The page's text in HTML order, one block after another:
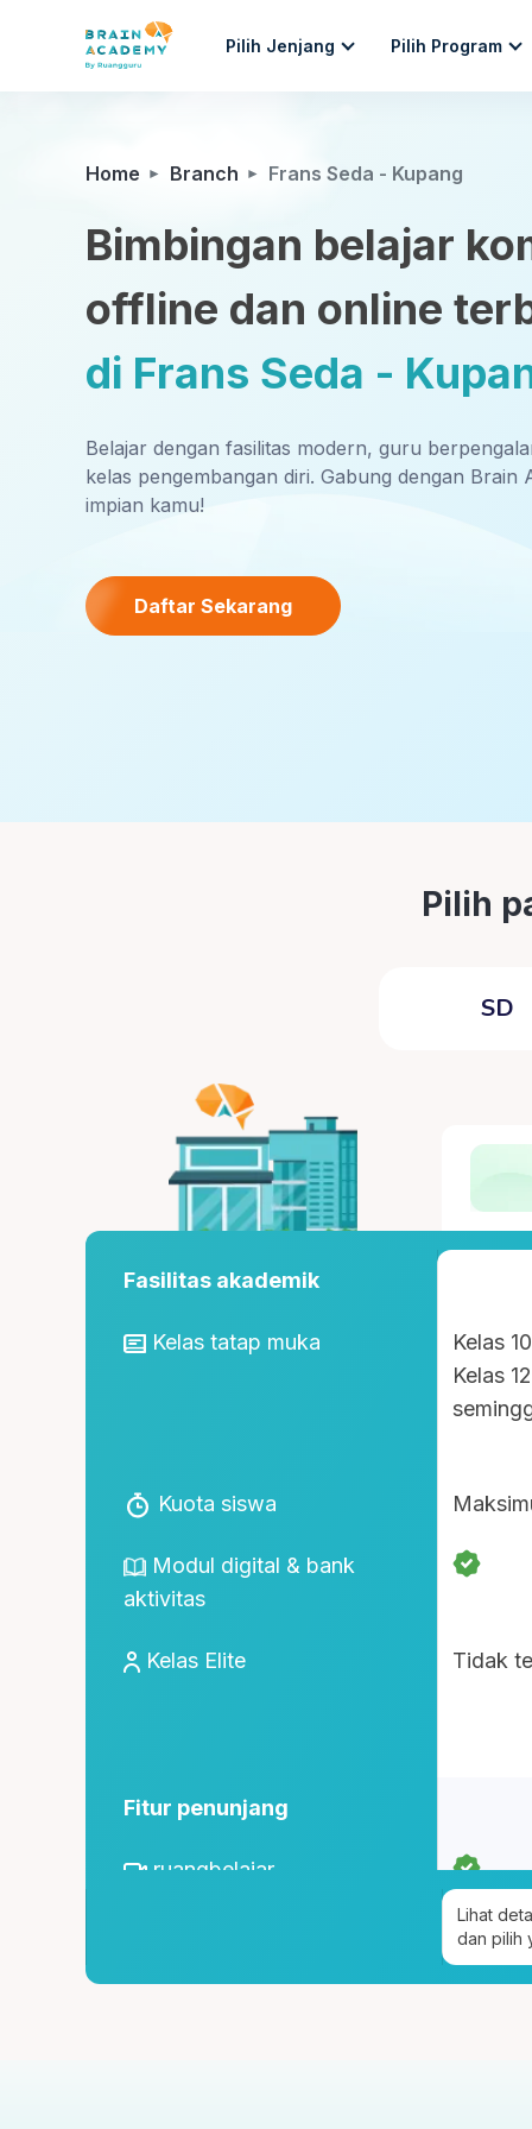
Pilih Jenjang Pilih Program
Home Branch Frans Seda - Kupang
Bimbingan belajar
offline dan online
di Frans Seda -
Belajar dengan fasilitas modern, guru
kelas pengembangan diri. Gabung dengan Brain
impian kamu!
Daftar Sekarang
Pilih
SD
Fasilitas akademik
Kelas tatap muka
Kelas
Kelas
Kuota siswa
Modul digital & bank
aktivitas
Kelas Elite Tidak
Fitur penunjang
ruangbelajar
Konseling dan Kelas
Lihat
dan pilih